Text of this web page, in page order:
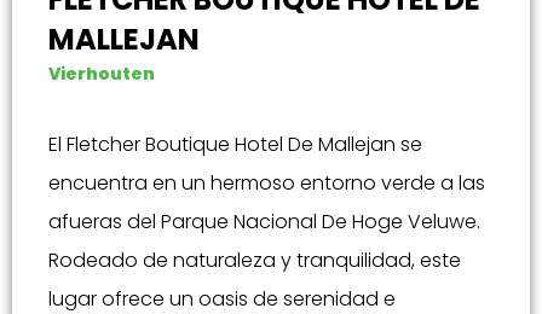
MALLEJAN
Vierhouten
El Fletcher Boutique Hotel De Mallejan se
encuentra en un hermoso entorno verde a las
afueras del Parque Nacional De Hoge Veluwe.
Rodeado de naturaleza y tranquilidad, este
lugar ofrece un oasis de serenidad e